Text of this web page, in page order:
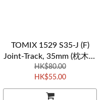
TOMIX 1529 S35-J (F)
Joint-Track, 35mm (枕木色
4本)
HK$80.00
HK$55.00